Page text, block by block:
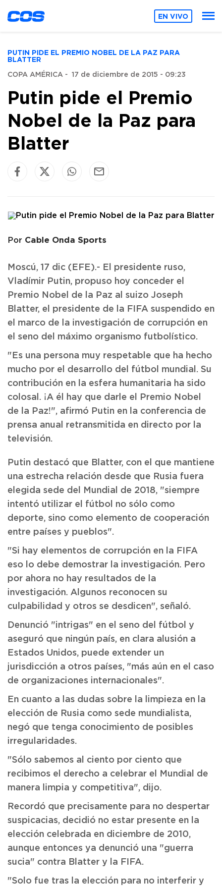
EN VIVO
PUTIN PIDE EL PREMIO NOBEL DE LA PAZ PARA
BLATTER
COPA AMÉRICA - 17 de diciembre de 2015 - 09:23
Putin pide el Premio
Nobel de la Paz para
Blatter
Por Cable Onda Sports
Moscú, 17 dic (EFE).- El presidente ruso,
Vladímir Putin, propuso hoy conceder el
Premio Nobel de la Paz al suizo Joseph
Blatter, el presidente de la FIFA suspendido en
el marco de la investigación de corrupción en
el seno del máximo organismo futbolístico.
"Es una persona muy respetable que ha hecho
mucho por el desarrollo del fútbol mundial. Su
contribución en la esfera humanitaria ha sido
colosal. ¡A él hay que darle el Premio Nobel
de la Paz!", afirmó Putin en la conferencia de
prensa anual retransmitida en directo por la
televisión.
Putin destacó que Blatter, con el que mantiene
una estrecha relación desde que Rusia fuera
elegida sede del Mundial de 2018, "siempre
intentó utilizar el fútbol no sólo como
deporte, sino como elemento de cooperación
entre países y pueblos".
"Si hay elementos de corrupción en la FIFA
eso lo debe demostrar la investigación. Pero
por ahora no hay resultados de la
investigación. Algunos reconocen su
culpabilidad y otros se desdicen", señaló.
Denunció "intrigas" en el seno del fútbol y
aseguró que ningún país, en clara alusión a
Estados Unidos, puede extender un
jurisdicción a otros países, "más aún en el caso
de organizaciones internacionales".
En cuanto a las dudas sobre la limpieza en la
elección de Rusia como sede mundialista,
negó que tenga conocimiento de posibles
irregularidades.
"Sólo sabemos al ciento por ciento que
recibimos el derecho a celebrar el Mundial de
manera limpia y competitiva", dijo.
Recordó que precisamente para no despertar
suspicacias, decidió no estar presente en la
elección celebrada en diciembre de 2010,
aunque entonces ya denunció una "guerra
sucia" contra Blatter y la FIFA.
"Solo fue tras la elección para no interferir y